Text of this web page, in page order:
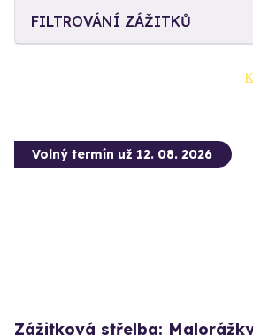
FILTROVÁNÍ ZÁŽITKŮ
Volný termín už 12. 08. 2026
Zážitková střelba: